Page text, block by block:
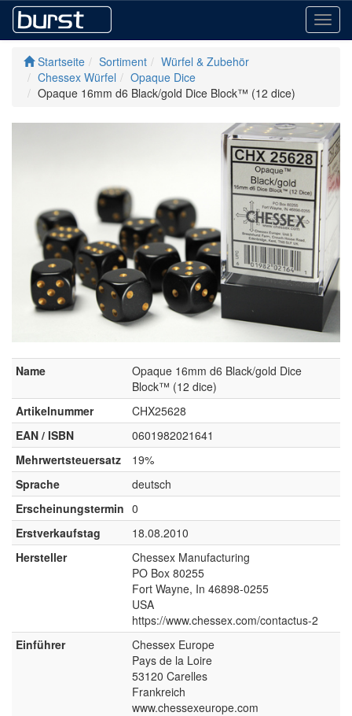
Startseite
Sortiment
Würfel & Zubehör
Chessex Würfel
Opaque Dice
Opaque 16mm d6 Black/gold Dice Block™ (12 dice)
Name
Opaque 16mm d6 Black/gold Dice
Block™ (12 dice)
Artikelnummer
CHX25628
EAN / ISBN
0601982021641
Mehrwertsteuersatz
19%
Sprache
deutsch
Erscheinungstermin 0
Erstverkaufstag
18.08.2010
Hersteller
Chessex Manufacturing
PO Box 80255
Fort Wayne, In 46898-0255
USA
https://www.chessex.com/contactus-2
Einführer
Chessex Europe
Pays de la Loire
53120 Carelles
Frankreich
www.chessexeurope.com